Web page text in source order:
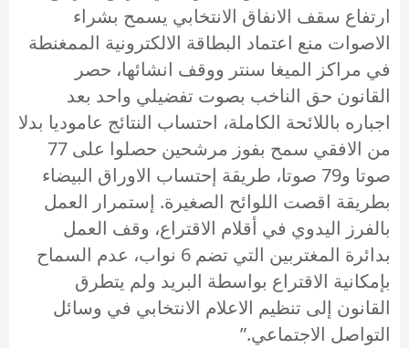
ارتفاع سقف الانفاق الانتخابي يسمح بشراء
الاصوات منع اعتماد البطاقة الالكترونية الممغنطة
في مراكز الميغا سنتر ووقف انشائها، حصر
القانون حق الناخب بصوت تفضيلي واحد بعد
اجباره باللائحة الكاملة، احتساب النتائج عاموديا بدلا
من الافقي سمح بفوز مرشحين حصلوا على 77
صوتا و79 صوتا، طريقة إحتساب الاوراق البيضاء
بطريقة اقصت اللوائح الصغيرة. إستمرار العمل
بالفرز اليدوي في أقلام الاقتراع، وقف العمل
بدائرة المغتربين التي تضم 6 نواب، عدم السماح
بإمكانية الاقتراع بواسطة البريد ولم يتطرق
القانون إلى تنظيم الاعلام الانتخابي في وسائل
التواصل الاجتماعي.”